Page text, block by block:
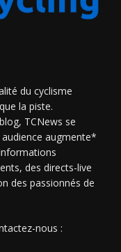
du cyclisme
la piste.
TCNews se
augmente*
des directs-live
des passionnés de
nous :